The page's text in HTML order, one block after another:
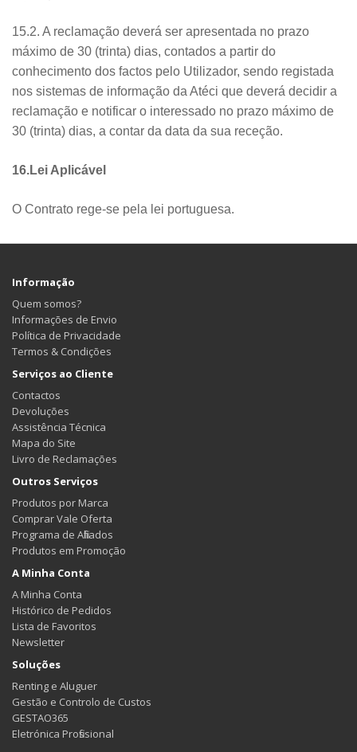
15.2. A reclamação deverá ser apresentada no prazo
máximo de 30 (trinta) dias, contados a partir do
conhecimento dos factos pelo Utilizador, sendo registada
nos sistemas de informação da Atéci que deverá decidir a
reclamação e notificar o interessado no prazo máximo de
30 (trinta) dias, a contar da data da sua receção.
16.Lei Aplicável
O Contrato rege-se pela lei portuguesa.
Informação
Quem somos?
Informações de Envio
Política de Privacidade
Termos & Condições
Serviços ao Cliente
Contactos
Devoluções
Assistência Técnica
Mapa do Site
Livro de Reclamações
Outros Serviços
Produtos por Marca
Comprar Vale Oferta
Programa de Afiliados
Produtos em Promoção
A Minha Conta
A Minha Conta
Histórico de Pedidos
Lista de Favoritos
Newsletter
Soluções
Renting e Aluguer
Gestão e Controlo de Custos
GESTAO365
Eletrónica Profissional